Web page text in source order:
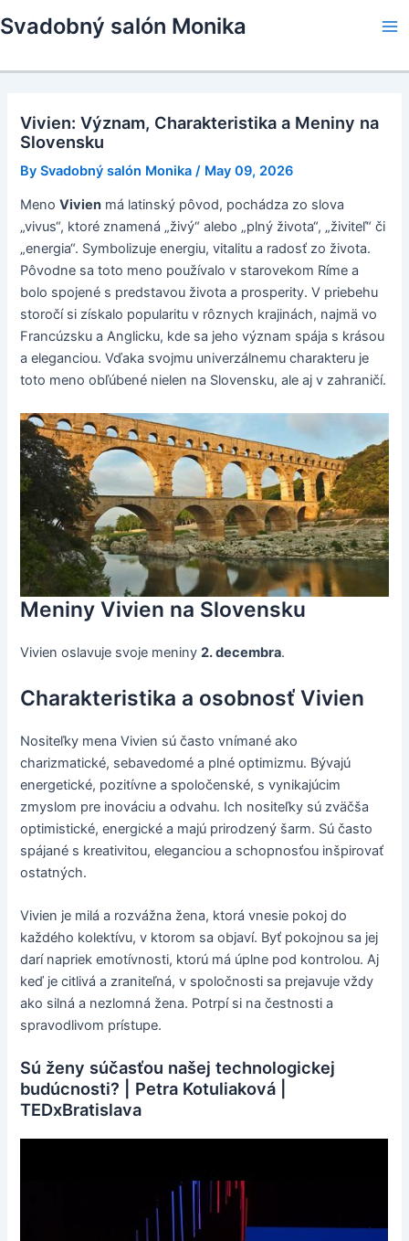
to
Svadobný salón Monika
Vivien: Význam, Charakteristika a Meniny na
Slovensku
BySvadobný salón Monika / May 09, 2026
MenoVivien má latinský pôvod, pochádza zo slova
„vivus“, ktoré znamená „živý“ alebo „plný života“, „živiteľ“ či
„energia“. Symbolizuje energiu, vitalitu a radosť zo života.
Pôvodne sa toto meno používalo v starovekom Ríme a
bolo spojené s predstavou života a prosperity. V priebehu
storočí si získalo popularitu v rôznych krajinách, najmä vo
Francúzsku a Anglicku, kde sa jeho význam spája s krásou
a eleganciou. Vďaka svojmu univerzálnemu charakteru je
toto meno obľúbené nielen na Slovensku, ale aj v zahraničí.
Meniny Vivien na Slovensku
Vivien oslavuje svoje meniny2. decembra.
Charakteristika a osobnosť Vivien
Nositeľky mena Vivien sú často vnímané ako
charizmatické, sebavedomé a plné optimizmu. Bývajú
energetické, pozitívne a spoločenské, s vynikajúcim
zmyslom pre inováciu a odvahu. Ich nositeľky sú zväčša
optimistické, energické a majú prirodzený šarm. Sú často
spájané s kreativitou, eleganciou a schopnosťou inšpirovať
ostatných.
Vivien je milá a rozvážna žena, ktorá vnesie pokoj do
každého kolektívu, v ktorom sa objaví. Byť pokojnou sa jej
darí napriek emotívnosti, ktorú má úplne pod kontrolou. Aj
keď je citlivá a zraniteľná, v spoločnosti sa prejavuje vždy
ako silná a nezlomná žena. Potrpí si na čestnosti a
spravodlivom prístupe.
Sú ženy súčasťou našej technologickej
budúcnosti? | Petra Kotuliaková |
TEDxBratislava